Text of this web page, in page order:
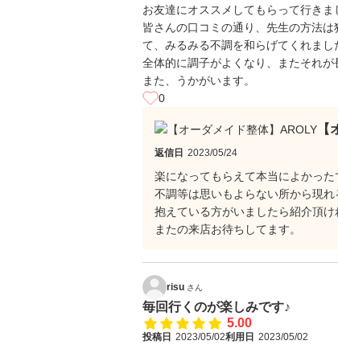
お友達にオススメしてもらって行きま
皆さんの口コミの通り、先生の方法
て、みるみる不調を和らげてくれまし
全体的に調子がよくなり、またそれが
また、うかがいます。
0
返信日 2023/05/24
楽になってもらえて本当によかった
不調等は思いもよらない所から現
抱えている方がいましたら紹介頂け
またの来店お待ちしてます。
risu さん
毎回行くのが楽しみです♪
5.00
投稿日 2023/05/02利用日 2023/05/02